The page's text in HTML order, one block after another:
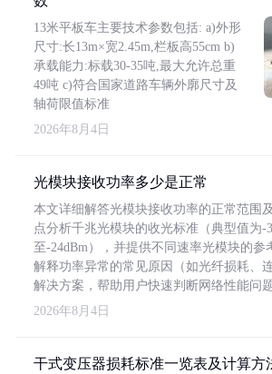
13米平板车主要技术参数包括: a)外形
尺寸:长13m×宽2.45m,栏板高55cm b)
承载能力:标载30-35吨,最大允许总重
49吨 c)符合国家道路车辆外廓尺寸及
轴荷限值标准
2026年8月4日
光模块接收功率多少是正常
本文详细解答光模块接收功率的正常范围
点分析千兆光模块的收光标准（典型值为-
至-24dBm），并提供不同速率光模块的参
解释功率异常的常见原因（如光纤损耗、
解决方案，帮助用户快速判断网络性能问题
2026年8月4日
干式变压器损耗标准一览表及计算方